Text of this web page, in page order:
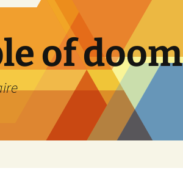
of doom